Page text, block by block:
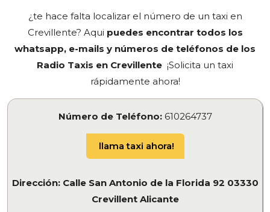
¿te hace falta localizar el número de un taxi en
Crevillente? Aqui puedes encontrar todos los
whatsapp, e-mails y números de teléfonos de los
Radio Taxis en Crevillente ¡Solicita un taxi
rápidamente ahora!
Número de Teléfono:610264737
llama taxi ahora!
Dirección: Calle San Antonio de la Florida 92 03330
Crevillent Alicante